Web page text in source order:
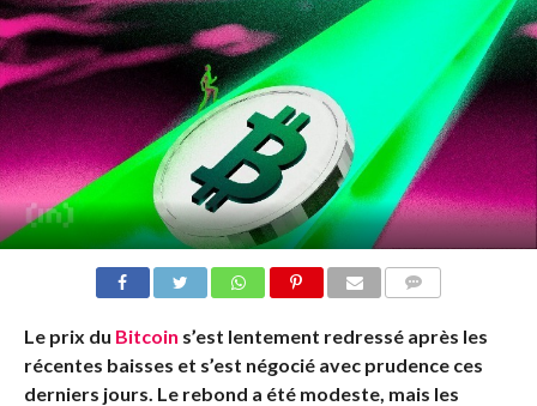
Le prix du Bitcoin s’est lentement redressé après les
récentes baisses et s’est négocié avec prudence ces
derniers jours. Le rebond a été modeste, mais les